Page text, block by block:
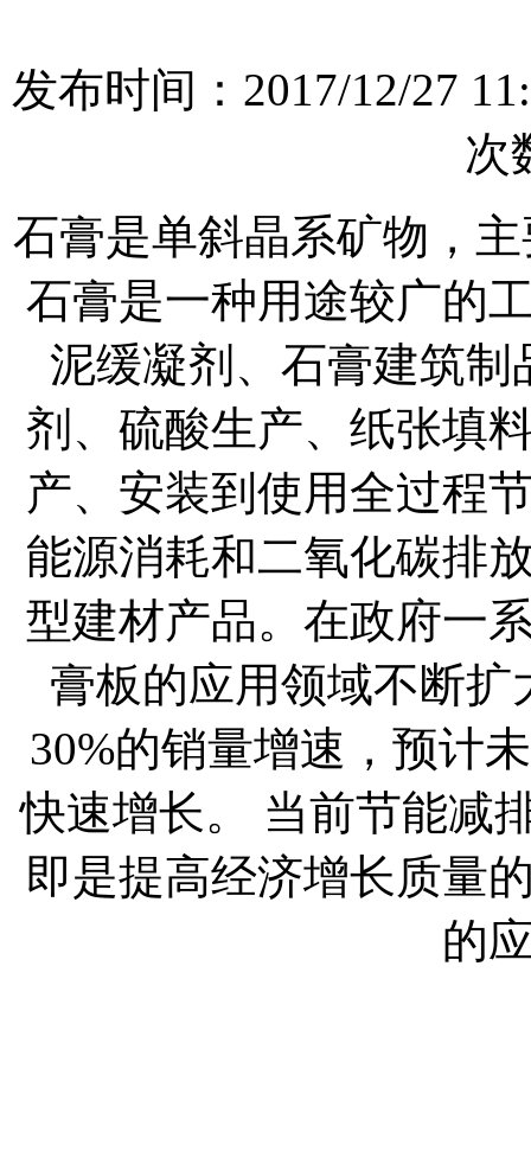
发布时间：2017/12/27
次
石膏是单斜晶系矿物，
石膏是一种用途较广的
泥缓凝剂、石膏建筑
剂、硫酸生产、纸张填
产、安装到使用全过程
能源消耗和二氧化碳排
型建材产品。在政府一
膏板的应用领域不断
30%的销量增速，预计
快速增长。 当前节能减
即是提高经济增长质量
的